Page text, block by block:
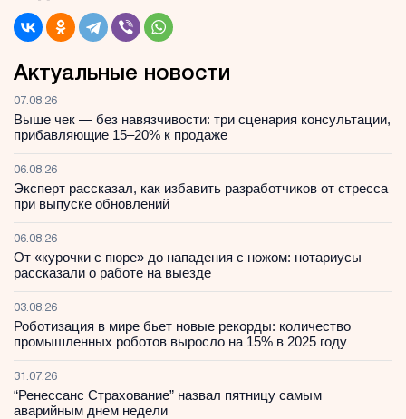
Актуальные новости
07.08.26
Выше чек — без навязчивости: три сценария консультации,
прибавляющие 15–20% к продаже
06.08.26
Эксперт рассказал, как избавить разработчиков от стресса
при выпуске обновлений
06.08.26
От «курочки с пюре» до нападения с ножом: нотариусы
рассказали о работе на выезде
03.08.26
Роботизация в мире бьет новые рекорды: количество
промышленных роботов выросло на 15% в 2025 году
31.07.26
“Ренессанс Страхование” назвал пятницу самым
аварийным днем недели